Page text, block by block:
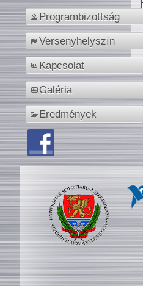
Programbizottság
Versenyhelyszín
Kapcsolat
Galéria
Eredmények